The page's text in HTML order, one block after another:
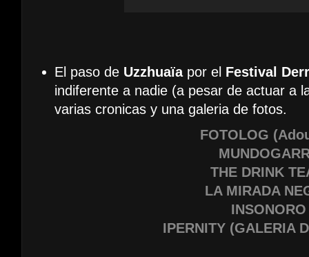
El paso de Uzzhuaïapor el Festival
indiferente a nadie (a pesar de actuar a
varias cronicas y una galeria de fotos.
FOTOLOG
THE DRINK
LA MIRADA
INSONORO
IPERNITY (GALERIA